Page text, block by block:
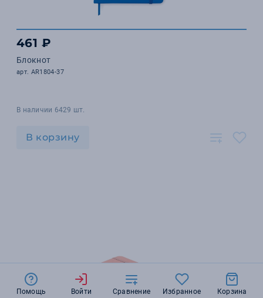
461 ₽
Блокнот
арт. AR1804-37
В наличии 6429 шт.
В корзину
Помощь Войти Сравнение Избранное Корзина